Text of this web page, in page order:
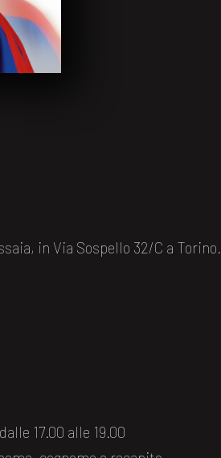
in Via Sospello 32/C a Torino.
17.00 alle 19.00